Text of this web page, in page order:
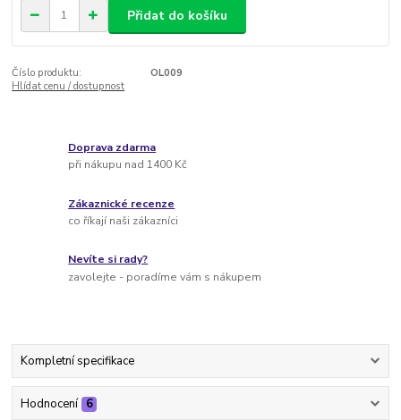
Přidat do košíku
Číslo produktu:
OL009
Hlídat cenu / dostupnost
Doprava zdarma
při nákupu nad 1400 Kč
Zákaznické recenze
co říkají naši zákazníci
Nevíte si rady?
zavolejte - poradíme vám s nákupem
Kompletní specifikace
Hodnocení 6